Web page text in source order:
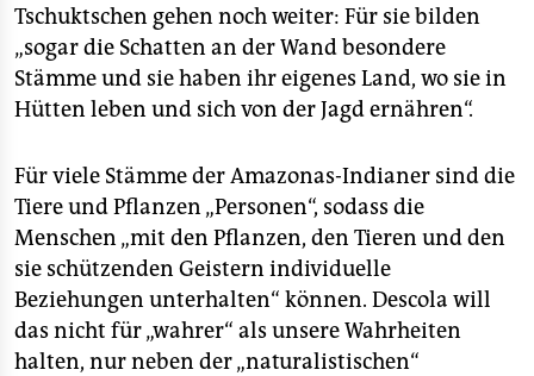
Tschuktschen gehen noch weiter: Für sie bilden
„sogar die Schatten an der Wand besondere
Stämme und sie haben ihr eigenes Land, wo sie in
Hütten leben und sich von der Jagd ernähren“.
Für viele Stämme der Amazonas-Indianer sind die
Tiere und Pflanzen „Personen“, sodass die
Menschen „mit den Pflanzen, den Tieren und den
sie schützenden Geistern individuelle
Beziehungen unterhalten“ können. Descola will
das nicht für „wahrer“ als unsere Wahrheiten
halten, nur neben der „naturalistischen“